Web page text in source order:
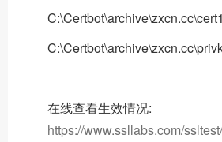
在线查看生效情况:
https://www.ssllabs.com/